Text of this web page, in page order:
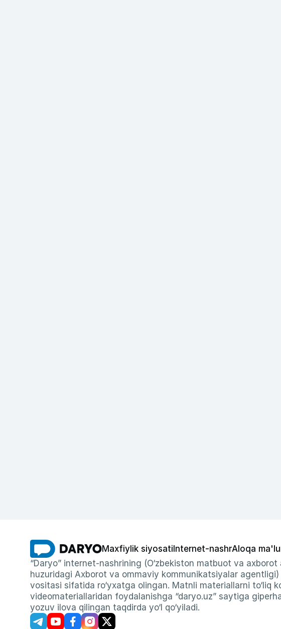
Maxfiylik siyosati Internet-nashrAloqa
“Daryo” internet-nashrining (O‘zbekiston matbuot va
huzuridagi Axborot va ommaviy kommunikatsiyalar
vositasi sifatida ro‘yxatga olingan. Matnli materiallarni to‘liq
videomateriallaridan foydalanishga “daryo.uz” saytiga
yozuv ilova qilingan taqdirda yo‘l qo‘yiladi.